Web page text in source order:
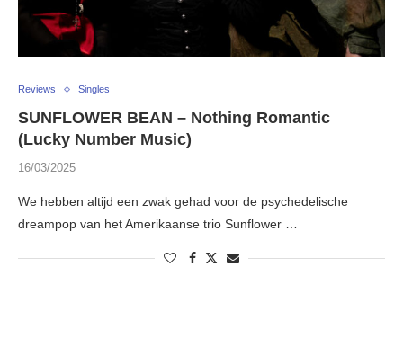
Reviews Singles
SUNFLOWER BEAN – Nothing Romantic
(Lucky Number Music)
16/03/2025
We hebben altijd een zwak gehad voor de psychedelische
dreampop van het Amerikaanse trio Sunflower …